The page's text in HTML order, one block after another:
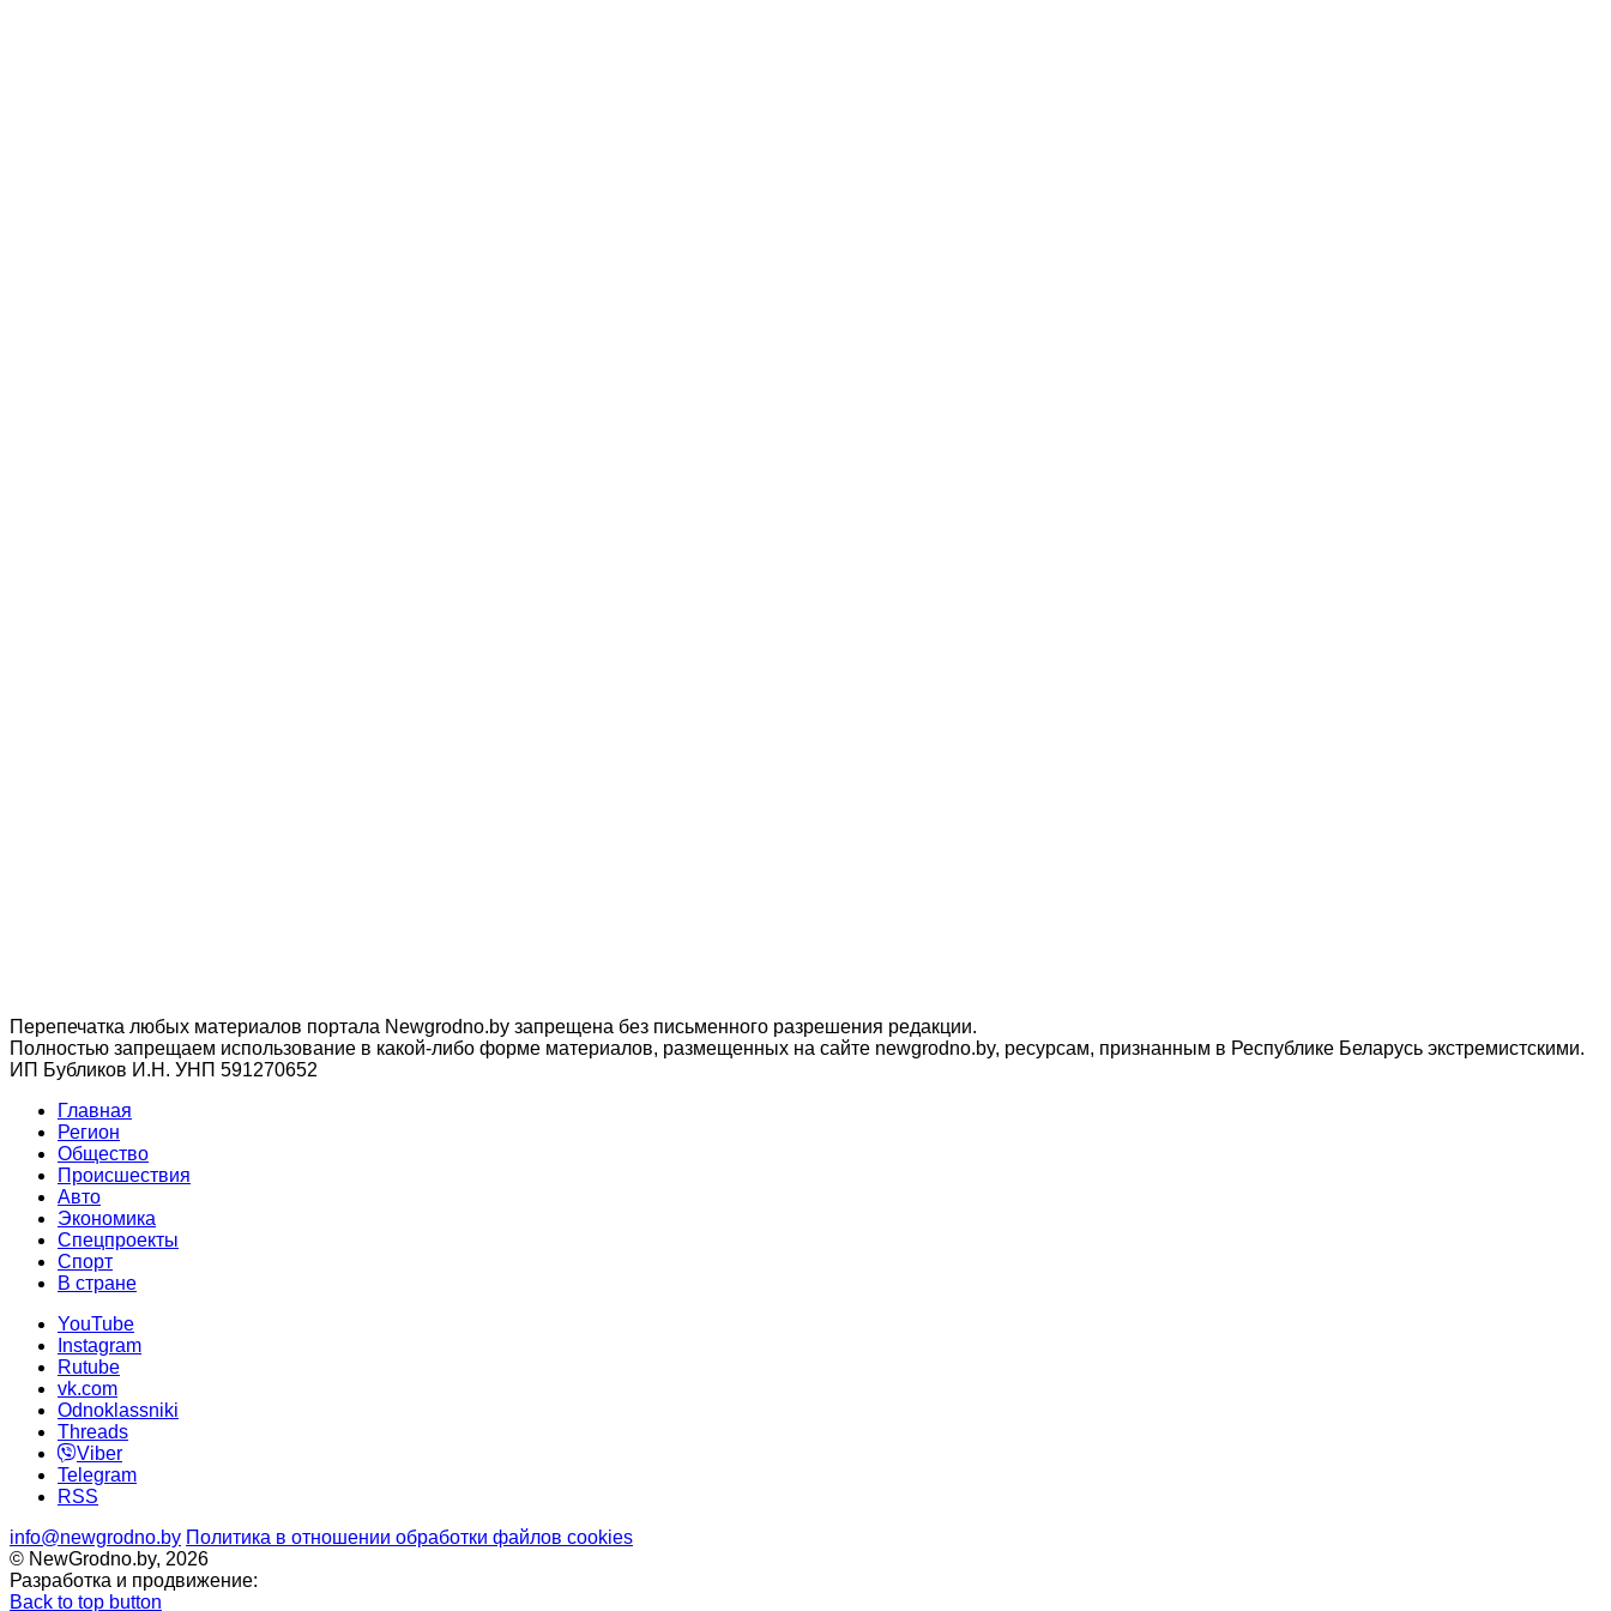
Перепечатка любых материалов портала Newgrodno.by запрещена без письменного разрешения редакции.
Полностью запрещаем использование в какой-либо форме материалов, размещенных на сайте newgrodno.by, ресурсам, признанным в Республике Беларусь экстремистскими.
ИП Бубликов И.Н. УНП 591270652
Главная
Регион
Общество
Происшествия
Авто
Экономика
Спецпроекты
Cпорт
В стране
YouTube
Instagram
Rutube
vk.com
Odnoklassniki
Threads
Viber
Telegram
RSS
info@newgrodno.by Политика в отношении обработки файлов cookies
© NewGrodno.by, 2026
Разработка и продвижение:
Back to top button